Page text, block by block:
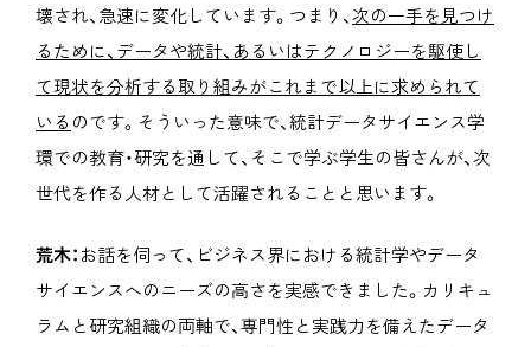
壊され、急速に変化しています。つまり、次の一手を見つけ
るために、データや統計、あるいはテクノロジーを駆使し
て現状を分析する取り組みがこれまで以上に求められて
いる のです。そういった意味で、統計データサイエンス学
環での教育・研究を通して、そこで学ぶ学生の皆さんが、次
世代を作る人材として活躍されることと思います。
荒木：お話を伺って、ビジネス界における統計学やデータ
サイエンスへのニーズの高さを実感できました。カリキュ
ラムと研究組織の両軸で、専門性と実践力を備えたデータ